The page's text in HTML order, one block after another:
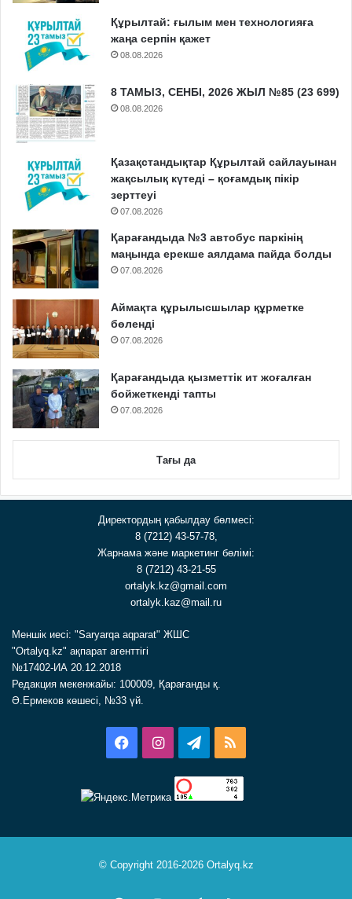
Құрылтай: ғылым мен технологияға
жаңа серпін қажет
08.08.2026
8 ТАМЫЗ, СЕНБІ, 2026 ЖЫЛ №85 (23 699)
08.08.2026
Қазақстандықтар Құрылтай сайлауынан
жақсылық күтеді – қоғамдық пікір
зерттеуі
07.08.2026
Қарағандыда №3 автобус паркінің
маңында ерекше аялдама пайда болды
07.08.2026
Аймақта құрылысшылар құрметке
бөленді
07.08.2026
Қарағандыда қызметтік ит жоғалған
бойжеткенді тапты
07.08.2026
Тағы да
Директордың қабылдау бөлмесі:
8 (7212) 43-57-78,
Жарнама және маркетинг бөлімі:
8 (7212) 43-21-55
ortalyk.kz@gmail.com
ortalyk.kaz@mail.ru
Меншік иесі: "Saryarqa aqparat" ЖШС
"Ortalyq.kz" ақпарат агенттігі
№17402-ИА 20.12.2018
Редакция мекенжайы: 100009, Қарағанды қ.
Ә.Ермеков көшесі, №33 үй.
FacebookInstagramTelegram
© Copyright 2016-2026 Ortalyq.kz